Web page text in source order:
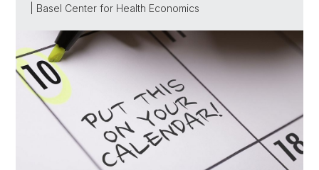
| Basel Center for Health Economics